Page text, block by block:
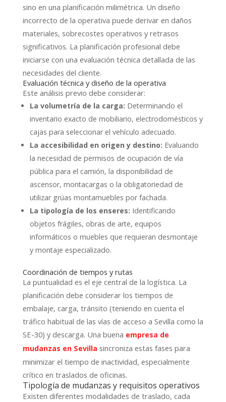
sino en una planificación milimétrica. Un diseño
incorrecto de la operativa puede derivar en daños
materiales, sobrecostes operativos y retrasos
significativos. La planificación profesional debe
iniciarse con una evaluación técnica detallada de las
necesidades del cliente.
Evaluación técnica y diseño de la operativa
Este análisis previo debe considerar:
La volumetría de la carga: Determinando el
inventario exacto de mobiliario, electrodomésticos y
cajas para seleccionar el vehículo adecuado.
La accesibilidad en origen y destino: Evaluando
la necesidad de permisos de ocupación de vía
pública para el camión, la disponibilidad de
ascensor, montacargas o la obligatoriedad de
utilizar grúas montamuebles por fachada.
La tipología de los enseres: Identificando
objetos frágiles, obras de arte, equipos
informáticos o muebles que requieran desmontaje
y montaje especializado.
Coordinación de tiempos y rutas
La puntualidad es el eje central de la logística. La
planificación debe considerar los tiempos de
embalaje, carga, tránsito (teniendo en cuenta el
tráfico habitual de las vías de acceso a Sevilla como la
SE-30) y descarga. Una buena empresa de
mudanzas en Sevilla sincroniza estas fases para
minimizar el tiempo de inactividad, especialmente
crítico en traslados de oficinas.
Tipología de mudanzas y requisitos operativos
Existen diferentes modalidades de traslado, cada